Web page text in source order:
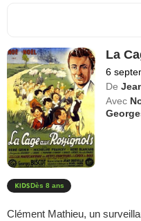
La
6
De
Avec
Dès 8 ans
Clément Mathieu, un